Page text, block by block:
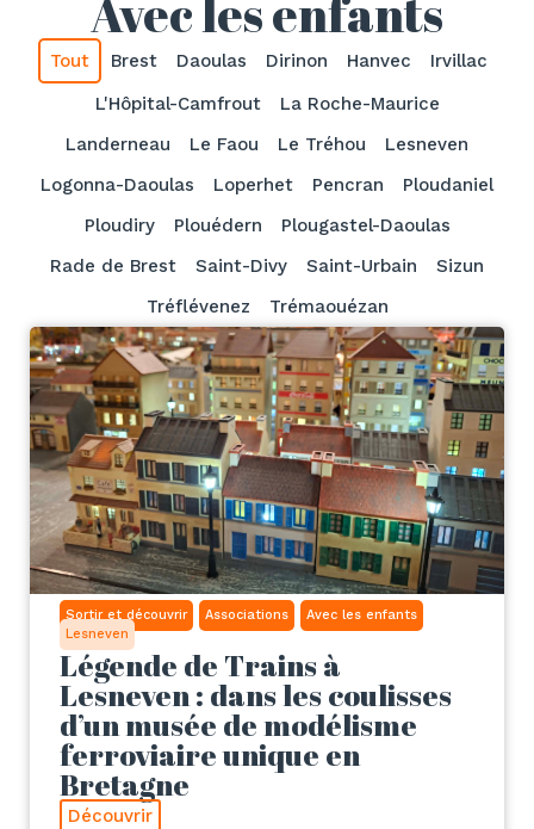
Avec les enfants
Brest Daoulas Dirinon Hanvec
Irvillac
L'Hôpital-Camfrout
La Roche-Maurice
Landerneau
Le Faou Le Tréhou
Lesneven
Logonna-Daoulas
Loperhet Pencran
Ploudaniel
Ploudiry
Plouédern
Plougastel-Daoulas
Rade de Brest
Saint-Divy Saint-Urbain
Sizun
Tréflévenez
Trémaouézan
Tout
Sortir et découvrir Associations
Avec les enfants
Lesneven
Légende de Trains à
Lesneven : dans les coulisses
d’un musée de modélisme
ferroviaire unique en
Bretagne
Découvrir